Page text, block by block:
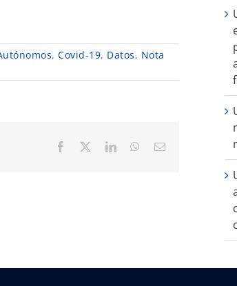
, Covid-19, Datos, Nota
Facebook LinkedInWhatsApp
Correo